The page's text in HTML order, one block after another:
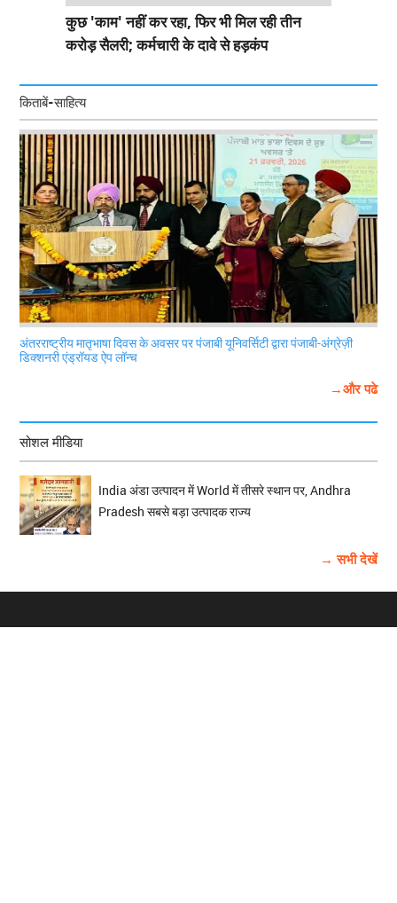
कुछ 'काम' नहीं कर रहा, फिर भी मिल रही तीन
करोड़ सैलरी; कर्मचारी के दावे से हड़कंप
किताबें-साहित्य
अंतरराष्ट्रीय मातृभाषा दिवस के अवसर पर पंजाबी यूनिवर्सिटी द्वारा पंजाबी-अंग्रेज़ी
डिक्शनरी एंड्रॉयड ऐप लॉन्च
→और पढे
सोशल मीडिया
India अंडा उत्पादन में World में तीसरे स्थान पर, Andhra
Pradesh सबसे बड़ा उत्पादक राज्य
→ सभी देखें